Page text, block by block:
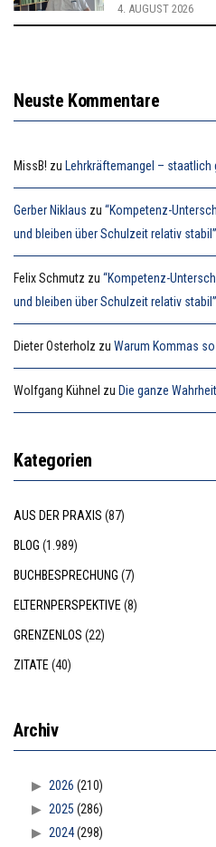
4. AUGUST 2026
Neuste Kommentare
MissB! zu Lehrkräftemangel – staatlich
Gerber Niklaus zu “Kompetenz-
und bleiben über Schulzeit relativ stabil”
Felix Schmutz zu “Kompetenz-
und bleiben über Schulzeit relativ stabil”
Dieter Osterholz zu Warum Kommas
Wolfgang Kühnel zu Die ganze
Kategorien
AUS DER PRAXIS (87)
BLOG (1.989)
BUCHBESPRECHUNG (7)
ELTERNPERSPEKTIVE (8)
GRENZENLOS (22)
ZITATE (40)
Archiv
2026 (210)
2025 (286)
2024(298)